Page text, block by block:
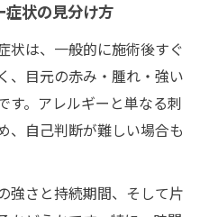
症状の見分け方
状は、一般的に施術後すぐ
、目元の赤み・腫れ・強い
す。アレルギーと単なる刺
、自己判断が難しい場合も
強さと持続期間、そして片